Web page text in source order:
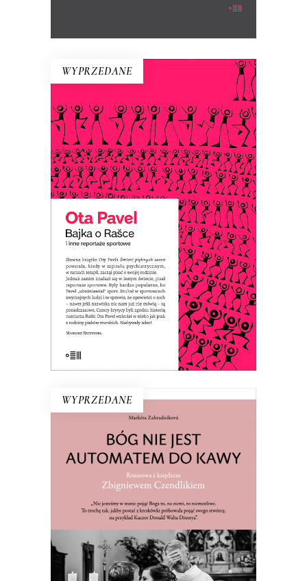
WYPRZEDANE
E-BOOK DO KOSZYKA
BAJKA O RAŠCE
Ota Pavel pisał reportaże sportowe,
które były popularne, bo ich autor
„ubaśniawiał” sport. Dzięki temu te
opowieści o sportowcach – nawet jeśli
ich nazwiska nic nam już nie mówią – są
ponadczasowe.
WYPRZEDANE
BÓG NIE JEST AUTOMATEM DO
KAWY. ROZMOWA Z KSIĘDZEM
ZBIGNIEWEM CZENDLIKIEM
Ksiądz Zbigniew Czendlik mówi, co
myśli, nie chodzi w sutannie ani
koloratce, a poranne msze przeniósł na